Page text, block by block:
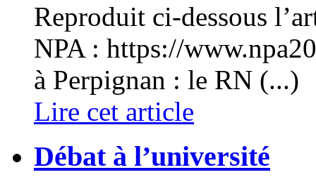
Reproduit ci-dessous
NPA : https://
à Perpignan : le RN (...)
Lire cet article
Débat à l’université